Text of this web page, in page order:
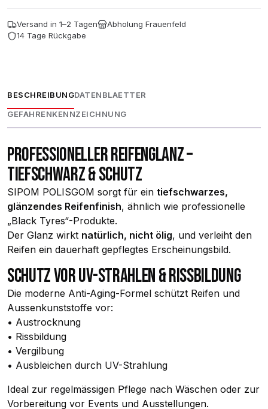
–
500
ml
Versand in 1–2 Tagen
Abholung Frauenfeld
14 Tage Rückgabe
BESCHREIBUNGDATENBLAETTER
GEFAHRENKENNZEICHNUNG
PROFESSIONELLER REIFENGLANZ –
TIEFSCHWARZ & SCHUTZ
SIPOM POLISGOM sorgt für ein tiefschwarzes,
glänzendes Reifenfinish, ähnlich wie professionelle
„Black Tyres“-Produkte.
Der Glanz wirkt natürlich, nicht ölig, und verleiht den
Reifen ein dauerhaft gepflegtes Erscheinungsbild.
SCHUTZ VOR UV-STRAHLEN & RISSBILDUNG
Die moderne Anti-Aging-Formel schützt Reifen und
Aussenkunststoffe vor:
• Austrocknung
• Rissbildung
• Vergilbung
• Ausbleichen durch UV-Strahlung
Ideal zur regelmässigen Pflege nach Wäschen oder zur
Vorbereitung vor Events und Ausstellungen.